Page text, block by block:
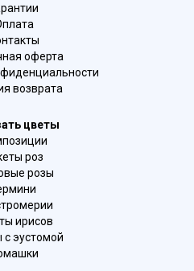
оферта
возврата
цветы
роз
розы
ирисов
с эустомой